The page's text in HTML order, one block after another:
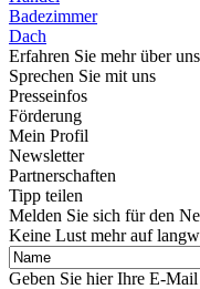
Badezimmer
Dach
Erfahren Sie mehr über uns
Sprechen Sie mit uns
Presseinfos
Förderung
Mein Profil
Newsletter
Partnerschaften
Tipp teilen
Melden Sie sich für den
Keine Lust mehr auf
Geben Sie hier Ihre E-Mail